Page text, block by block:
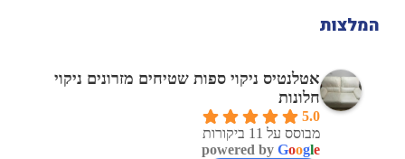
המלצות
אטלנטיס ניקוי ספות שטיחים מזרונים ניקוי
חלונות
5.0
מבוסס על 11 ביקורות
powered by Google